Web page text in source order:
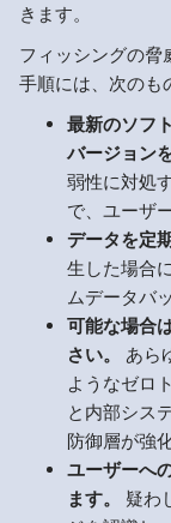
きます。
フィッシングの脅
手順には、次のも
最新のソフ
バージョン
弱性に対処
で、ユーザ
データを定
生した場合
ムデータバ
可能な場合
さい。 あら
ようなゼロ
と内部シス
防御層が強
ユーザーへ
ます。 疑わ